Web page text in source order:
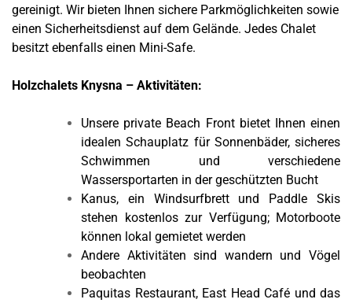
gereinigt. Wir bieten Ihnen sichere Parkmöglichkeiten sowie
einen Sicherheitsdienst auf dem Gelände. Jedes Chalet
besitzt ebenfalls einen Mini-Safe.
Holzchalets Knysna – Aktivitäten:
Unsere private Beach Front bietet Ihnen einen
idealen Schauplatz für Sonnenbäder, sicheres
Schwimmen und verschiedene
Wassersportarten in der geschützten Bucht
Kanus, ein Windsurfbrett und Paddle Skis
stehen kostenlos zur Verfügung; Motorboote
können lokal gemietet werden
Andere Aktivitäten sind wandern und Vögel
beobachten
Paquitas Restaurant, East Head Café und das